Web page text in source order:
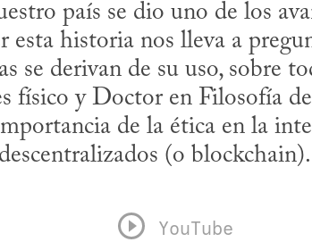
país se dio uno de los
esta historia nos lleva a
se derivan de su uso, sobre
físico y Doctor en Filosofía
de la ética en la
(o blockchain).
YouTube